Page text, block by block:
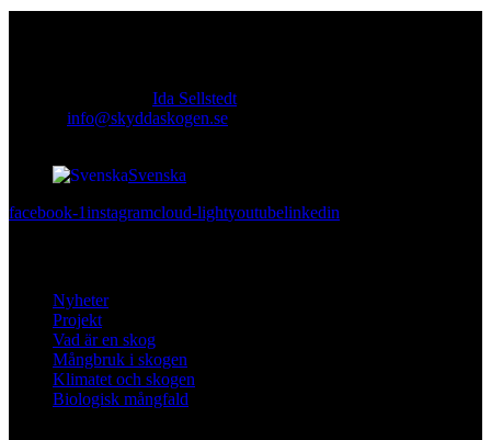
Ida Sellstedt
info@skyddaskogen.se
Svenska
facebook-1instagramcloud-lightyoutubelinkedin
Nyheter
Projekt
Vad är en skog
Mångbruk i skogen
Klimatet och skogen
Biologisk mångfald